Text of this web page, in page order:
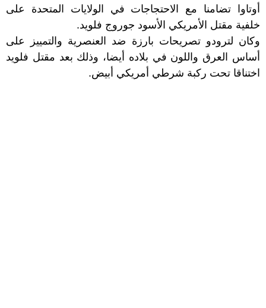
أوتاوا تضامنا مع الاحتجاجات في الولايات المتحدة على
خلفية مقتل الأمريكي الأسود جوروج فلويد.
وكان لترودو تصريحات بارزة ضد العنصرية والتمييز على
أساس العرق واللون في بلاده أيضا، وذلك بعد مقتل فلويد
اختناقا تحت ركبة شرطي أمريكي أبيض.